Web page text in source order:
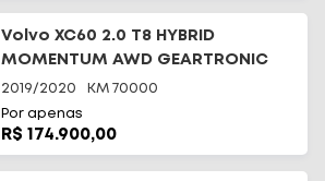
Volvo XC60 2.0 T8 HYBRID
MOMENTUM AWD GEARTRONIC
2019/2020 KM 70000
Por apenas
R$ 174.900,00